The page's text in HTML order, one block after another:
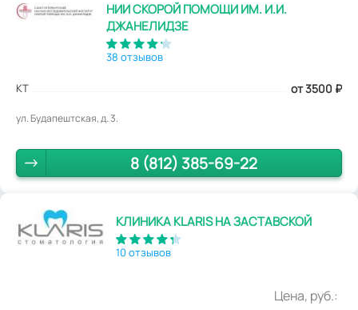
НИИ СКОРОЙ ПОМОЩИ ИМ. И.И.
ДЖАНЕЛИДЗЕ
38 отзывов
КТ от 3500 ₽
ул. Будапештская, д. 3.
8 (812) 385-69-22
КЛИНИКА KLARIS НА ЗАСТАВСКОЙ
10 отзывов
Цена, руб.: